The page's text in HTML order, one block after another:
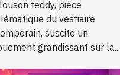
teddy, pièce
du vestiaire
suscite un
grandissant sur la...